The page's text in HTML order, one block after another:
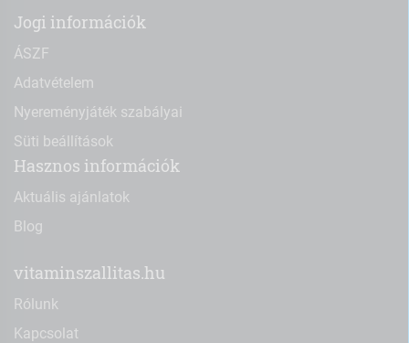
Jogi információk
ÁSZF
Adatvételem
Nyereményjáték szabályai
Süti beállítások
Hasznos információk
Aktuális ajánlatok
Blog
vitaminszallitas.hu
Rólunk
Kapcsolat